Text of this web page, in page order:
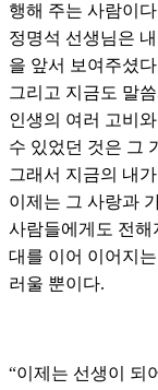
행해 주는 사람이
정명석 선생님은
을 앞서 보여주셨
그리고 지금도 말
인생의 여러 고비
수 있었던 것은 그
그래서 지금의 내
이제는 그 사랑과
사람들에게도 전해
대를 이어 이어지
러울 뿐이다.
“이제는 선생이 되